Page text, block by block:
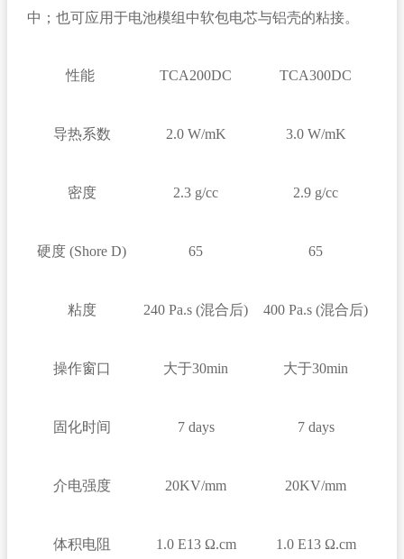
中；也可应用于电池模组中软包电芯与铝壳的粘接。
性能 TCA200DC TCA300DC
导热系数 2.0 W/mK 3.0 W/mK
密度 2.3 g/cc 2.9 g/cc
硬度 (Shore D) 65 65
粘度 240 Pa.s (混合后) 400 Pa.s (混合后)
操作窗口 大于30min 大于30min
固化时间 7 days 7 days
介电强度 20KV/mm 20KV/mm
体积电阻 1.0 E13 Ω.cm 1.0 E13 Ω.cm